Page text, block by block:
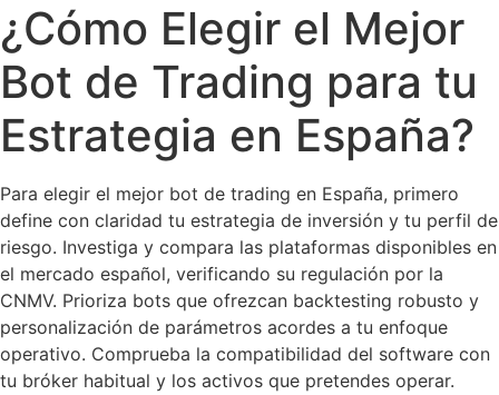
¿Cómo Elegir el Mejor
Bot de Trading para tu
Estrategia en España?
Para elegir el mejor bot de trading en España, primero
define con claridad tu estrategia de inversión y tu perfil de
riesgo. Investiga y compara las plataformas disponibles en
el mercado español, verificando su regulación por la
CNMV. Prioriza bots que ofrezcan backtesting robusto y
personalización de parámetros acordes a tu enfoque
operativo. Comprueba la compatibilidad del software con
tu bróker habitual y los activos que pretendes operar.